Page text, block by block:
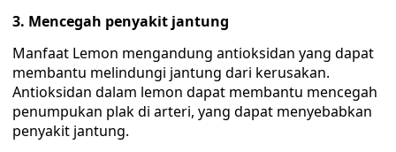
3. Mencegah penyakit jantung
Manfaat Lemon mengandung antioksidan yang dapat
membantu melindungi jantung dari kerusakan.
Antioksidan dalam lemon dapat membantu mencegah
penumpukan plak di arteri, yang dapat menyebabkan
penyakit jantung.